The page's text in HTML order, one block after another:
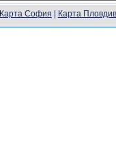
Карта София Карта Пловдив